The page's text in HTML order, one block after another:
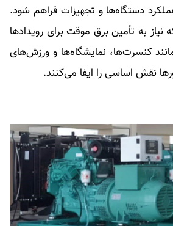
دستگاه‌ها و تجهیزات فراهم شود.
به تأمین برق موقت برای رویدادها
کنسرت‌ها، نمایشگاه‌ها و ورزش‌های
نقش اساسی را ایفا می‌کنند.